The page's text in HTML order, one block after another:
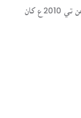
سنڌسلامت ڪتاب گهر ھڪ آن لائين لائبريري آھي، جنھن تي 2010ع کان